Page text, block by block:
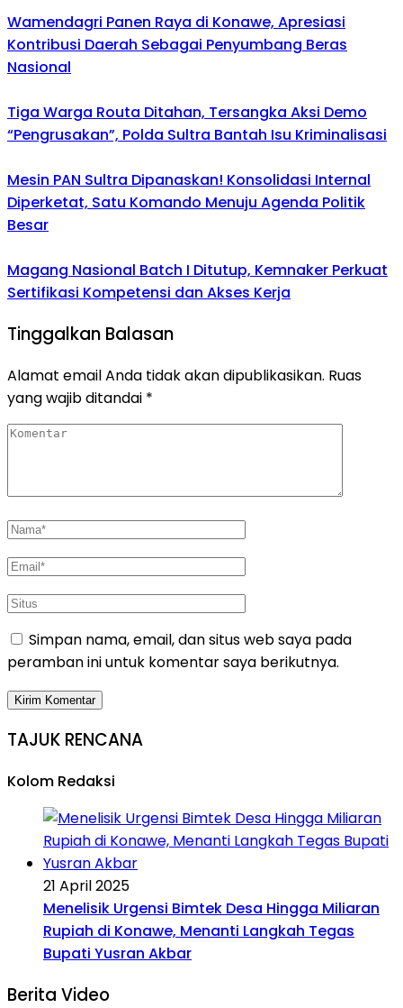
Wamendagri Panen Raya di Konawe, Apresiasi
Kontribusi Daerah Sebagai Penyumbang Beras
Nasional
Tiga Warga Routa Ditahan, Tersangka Aksi Demo
“Pengrusakan”, Polda Sultra Bantah Isu Kriminalisasi
Mesin PAN Sultra Dipanaskan! Konsolidasi Internal
Diperketat, Satu Komando Menuju Agenda Politik
Besar
Magang Nasional Batch I Ditutup, Kemnaker Perkuat
Sertifikasi Kompetensi dan Akses Kerja
Tinggalkan Balasan
Alamat email Anda tidak akan dipublikasikan. Ruas
yang wajib ditandai *
Simpan nama, email, dan situs web saya pada
peramban ini untuk komentar saya berikutnya.
TAJUK RENCANA
Kolom Redaksi
21 April 2025
Menelisik Urgensi Bimtek Desa Hingga Miliaran
Rupiah di Konawe, Menanti Langkah Tegas
Bupati Yusran Akbar
Berita Video